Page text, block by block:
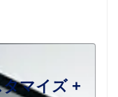
マイズ +